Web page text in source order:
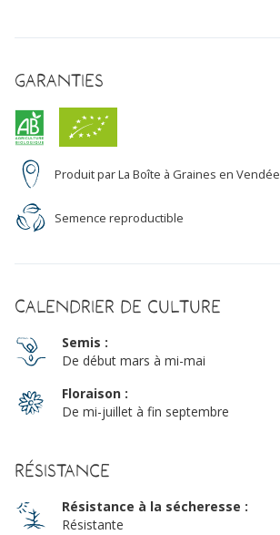
Garanties
Produit par La Boîte à Graines en Vendée
Semence reproductible
Calendrier de culture
Semis :
De début mars à mi-mai
Floraison :
De mi-juillet à fin septembre
Résistance
Résistance à la sécheresse :
Résistante